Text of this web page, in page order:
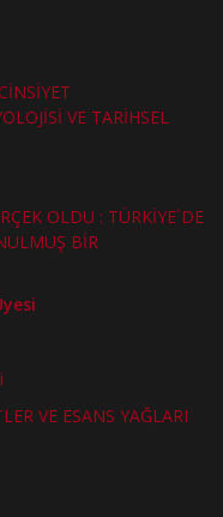
VE TARİHSEL
OLDU : TÜRKİYE´DE
BİR
VE ESANS YAĞLARI